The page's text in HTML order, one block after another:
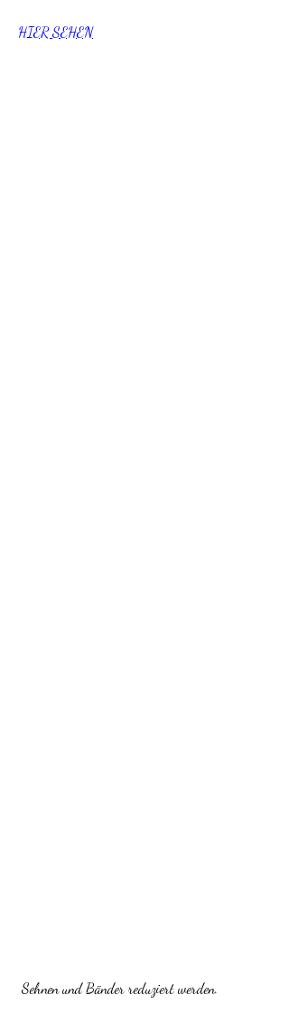
HIER SEHEN
Sehnen und Bänder reduziert werden.